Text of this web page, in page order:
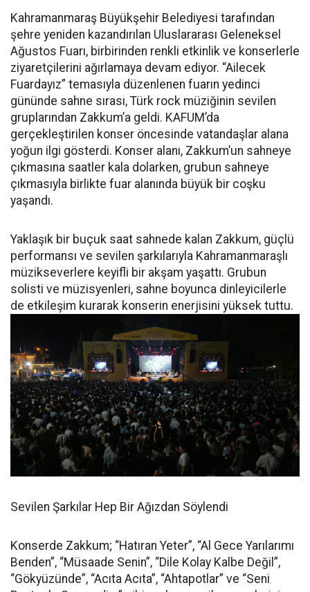
Kahramanmaraş Büyükşehir Belediyesi tarafından
şehre yeniden kazandırılan Uluslararası Geleneksel
Ağustos Fuarı, birbirinden renkli etkinlik ve konserlerle
ziyaretçilerini ağırlamaya devam ediyor. “Ailecek
Fuardayız” temasıyla düzenlenen fuarın yedinci
gününde sahne sırası, Türk rock müziğinin sevilen
gruplarından Zakkum’a geldi. KAFUM’da
gerçekleştirilen konser öncesinde vatandaşlar alana
yoğun ilgi gösterdi. Konser alanı, Zakkum’un sahneye
çıkmasına saatler kala dolarken, grubun sahneye
çıkmasıyla birlikte fuar alanında büyük bir coşku
yaşandı.
Yaklaşık bir buçuk saat sahnede kalan Zakkum, güçlü
performansı ve sevilen şarkılarıyla Kahramanmaraşlı
müzikseverlere keyifli bir akşam yaşattı. Grubun
solisti ve müzisyenleri, sahne boyunca dinleyicilerle
de etkileşim kurarak konserin enerjisini yüksek tuttu.
Sevilen Şarkılar Hep Bir Ağızdan Söylendi
Konserde Zakkum; “Hatıran Yeter”, “Al Gece Yarılarımı
Benden”, “Müsaade Senin”, “Dile Kolay Kalbe Değil”,
“Gökyüzünde”, “Acıta Acıta”, “Ahtapotlar” ve “Seni